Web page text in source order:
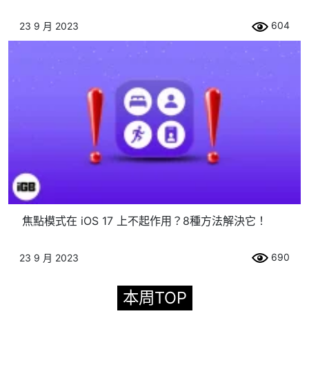
23 9 月 2023 604
焦點模式在 iOS 17 上不起作用？8種方法解決它！
23 9 月 2023 690
本周TOP